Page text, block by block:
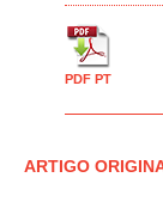
PDF PT
ARTIGO